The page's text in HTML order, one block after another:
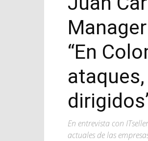
“En
En entrevista con
actuales de las